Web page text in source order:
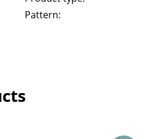
Pattern: